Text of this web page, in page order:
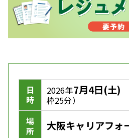
日
時
2026年7月4日(土)
枠25分）
場
所
大阪キャリアフォ